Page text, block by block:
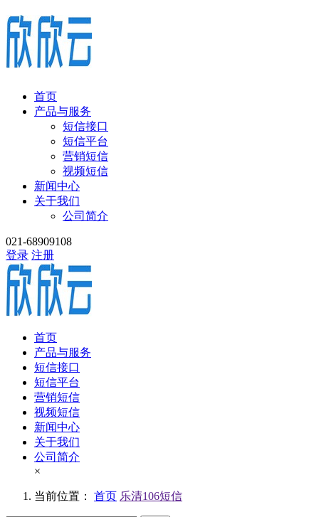
首页
产品与服务
短信接口
短信平台
营销短信
视频短信
新闻中心
关于我们
公司简介
021-68909108
登录 注册
首页
产品与服务
短信接口
短信平台
营销短信
视频短信
新闻中心
关于我们
公司简介
×
当前位置： 首页 乐清106短信